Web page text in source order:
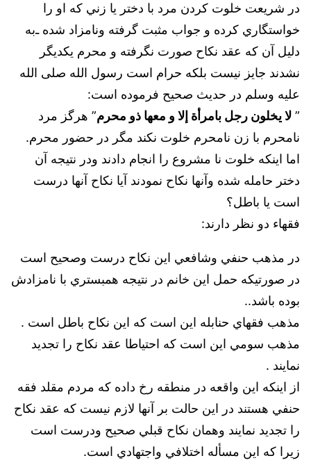
در شريعت خلوت كردن مرد با دختر يا زني كه او را
خواستگاري كرده و جواب مثبت گرفته ونامزاد شده ـ‌به
دليل آن ‌كه عقد نكاح صورت نگرفته و محرم يكديگر
نشدند جايز نيست بلكه حرام است رسول الله صلى الله
عليه وسلم در حديث صحيح فرموده است:
” لا يخلون رجل بامرأة إلا و معها ذو محرم” هرگز مرد
نامحرم با زن نامحرم خلوت نكند مگر در حضور محرم.
اما اينكه خلوت نا مشروع را انجام دادند ودر نتيجه آن
دختر حامله شده وآنها نكاح نمودند آيا نكاح آنها درست
است يا باطل؟
فقهاء دو نظر دارند:
در مذهب حنفي وشافعي اين نكاح درست وصحيح است
در صورتيكه حمل اين خانم در نتيجه همبستري با نامزادش
بوده باشد..
مذهب فقهاي حنابله اين است كه اين نكاح باطل است .
مذهب سومي اين است كه احتياطا عقد نكاح را تجديد
نمايند .
از اينكه اين واقعه در منطقه رخ داده كه مردم مقلد فقه
حنفي هستند در اين حالت بر آنها لازم نيست كه عقد نكاح
را تجديد نمايند وهمان نكاح قبلي صحيح ودرست است
زيرا كه اين مسأله اختلافي واجتهادي است.